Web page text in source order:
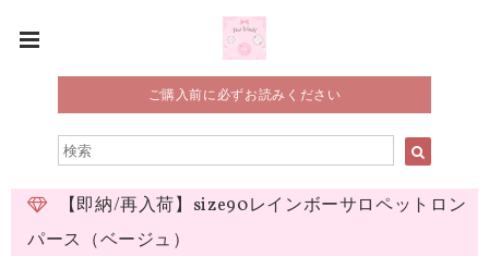
ご購入前に必ずお読みください
【即納/再入荷】size90レインボーサロペットロン
パース（ベージュ）